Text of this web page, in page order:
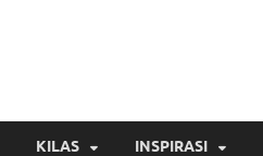
KILAS INSPIRASI